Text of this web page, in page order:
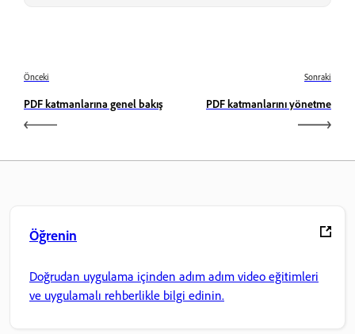
Önceki
PDF katmanlarına genel bakış
Sonraki
PDF katmanlarını yönetme
Öğrenin
Doğrudan uygulama içinden adım adım video eğitimleri
ve uygulamalı rehberlikle bilgi edinin.